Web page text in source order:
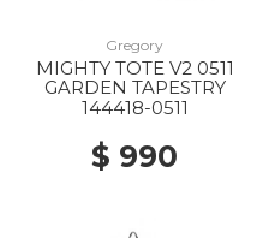
Gregory
MIGHTY TOTE V2 0511
GARDEN TAPESTRY
144418-0511
$ 990